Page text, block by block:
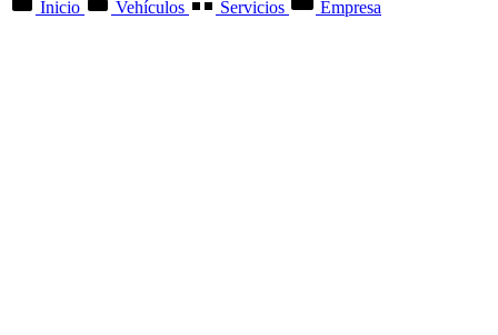
Inicio Vehículos Servicios Empresa